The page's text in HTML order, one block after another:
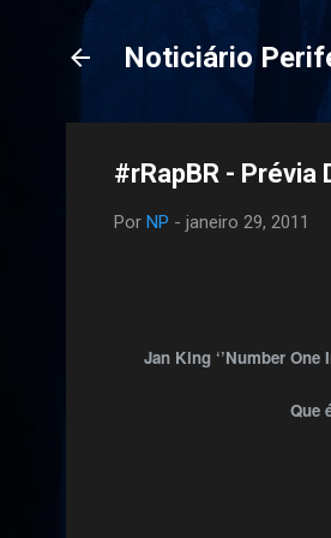
Noticiário
#rRapBR -
Por NP - janeiro 29, 2011
Jan King ‘’Number One
Que